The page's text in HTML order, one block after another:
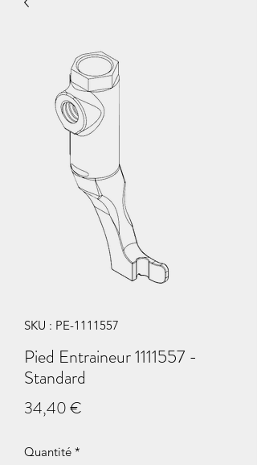
SKU : PE-1111557
Pied Entraineur 1111557 -
Standard
34,40 €
Quantité *